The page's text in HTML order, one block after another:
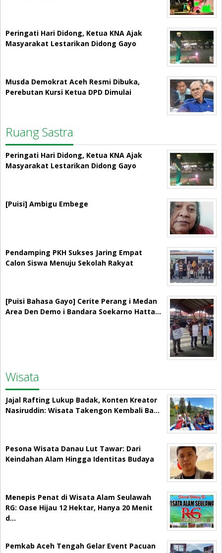
Peringati Hari Didong, Ketua KNA Ajak
Masyarakat Lestarikan Didong Gayo
Musda Demokrat Aceh Resmi Dibuka,
Perebutan Kursi Ketua DPD Dimulai
Ruang Sastra
Peringati Hari Didong, Ketua KNA Ajak
Masyarakat Lestarikan Didong Gayo
[Puisi] Ambigu Embege
Pendamping PKH Sukses Jaring Empat
Calon Siswa Menuju Sekolah Rakyat
[Puisi Bahasa Gayo] Cerite Perang i Medan
Area Den Demo i Bandara Soekarno Hatta…
Wisata
Jajal Rafting Lukup Badak, Konten Kreator
Nasiruddin: Wisata Takengon Kembali Ba…
Pesona Wisata Danau Lut Tawar: Dari
Keindahan Alam Hingga Identitas Budaya
Menepis Penat di Wisata Alam Seulawah
RG: Oase Hijau 12 Hektar, Hanya 20 Menit
d…
Pemkab Aceh Tengah Gelar Event Pacuan